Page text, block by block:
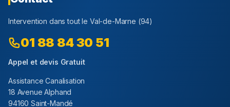
Intervention dans tout le Val-de-Marne (94)
01 88 84 30 51
Appel et devis Gratuit
Assistance Canalisation
18 Avenue Alphand
94160 Saint-Mandé